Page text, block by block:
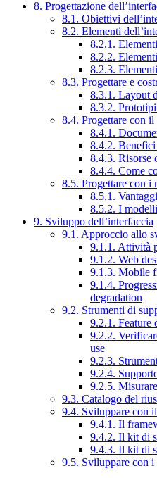
8. Progettazione
8.1. Obiettivi
8.2. Elementi
8.2.1.
8.2.2.
8.2.3.
8.3. Progettare e
8.3.1. Layout
8.3.2.
8.4. Progettare con
8.4.1.
8.4.2. Benefici
8.4.3. Risorse
8.4.4. Come
8.5. Progettare con i
8.5.1.
8.5.2. I
9. Sviluppo dell’interfaccia
9.1. Approccio allo
9.1.1. Attività
9.1.2. Web
9.1.3. Mobile
9.1.4.
degradation
9.2. Strumenti di
9.2.1. Feature
9.2.2.
use
9.2.3.
9.2.4.
9.2.5.
9.3. Catalogo del
9.4. Sviluppare con
9.4.1. Il
9.4.2. Il kit di
9.4.3. Il kit di
9.5. Sviluppare con